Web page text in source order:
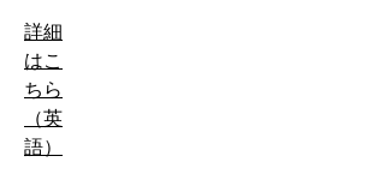
詳細
はこ
ちら
（英
語）